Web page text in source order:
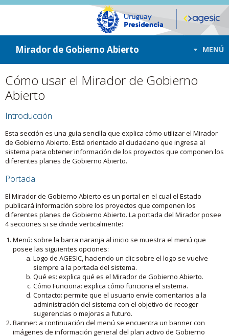
ir a contenido
ir al menú
Mirador de Gobierno Abierto MENÚ
Cómo usar el Mirador de Gobierno
Abierto
Introducción
Esta sección es una guía sencilla que explica cómo utilizar el Mirador
de Gobierno Abierto. Está orientado al ciudadano que ingresa al
sistema para obtener información de los proyectos que componen los
diferentes planes de Gobierno Abierto.
Portada
El Mirador de Gobierno Abierto es un portal en el cual el Estado
publicará información sobre los proyectos que componen los
diferentes planes de Gobierno Abierto. La portada del Mirador posee
4 secciones si se divide verticalmente:
Menú: sobre la barra naranja al inicio se muestra el menú que
posee las siguientes opciones:
Logo de AGESIC, haciendo un clic sobre el logo se vuelve
siempre a la portada del sistema.
Qué es: explica qué es el Mirador de Gobierno Abierto.
Cómo Funciona: explica cómo funciona el sistema.
Contacto: permite que el usuario envíe comentarios a la
administración del sistema con el objetivo de recoger
sugerencias o mejoras a futuro.
Banner: a continuación del menú se encuentra un banner con
imágenes de información general del plan activo de Gobierno